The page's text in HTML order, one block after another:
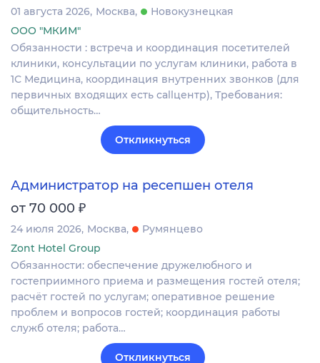
01 августа 2026 Москва
Новокузнецкая
ООО "МКИМ"
Обязанности : встреча и координация посетителей
клиники, консультации по услугам клиники, работа в
1С Медицина, координация внутренних звонков (для
первичных входящих есть callцентр), Требования:
общительность…
Откликнуться
Администратор на ресепшен отеля
от 70 000 ₽
24 июля 2026 Москва
Румянцево
Zont Hotel Group
Обязанности: обеспечение дружелюбного и
гостеприимного приема и размещения гостей отеля;
расчёт гостей по услугам; оперативное решение
проблем и вопросов гостей; координация работы
служб отеля; работа…
Откликнуться